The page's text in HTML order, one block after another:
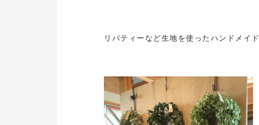
リバティーなど生地を使ったハンドメイ